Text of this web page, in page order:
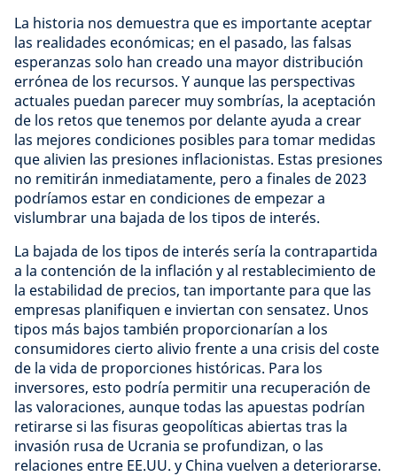
La historia nos demuestra que es importante aceptar
las realidades económicas; en el pasado, las falsas
esperanzas solo han creado una mayor distribución
errónea de los recursos. Y aunque las perspectivas
actuales puedan parecer muy sombrías, la aceptación
de los retos que tenemos por delante ayuda a crear
las mejores condiciones posibles para tomar medidas
que alivien las presiones inflacionistas. Estas presiones
no remitirán inmediatamente, pero a finales de 2023
podríamos estar en condiciones de empezar a
vislumbrar una bajada de los tipos de interés.
La bajada de los tipos de interés sería la contrapartida
a la contención de la inflación y al restablecimiento de
la estabilidad de precios, tan importante para que las
empresas planifiquen e inviertan con sensatez. Unos
tipos más bajos también proporcionarían a los
consumidores cierto alivio frente a una crisis del coste
de la vida de proporciones históricas. Para los
inversores, esto podría permitir una recuperación de
las valoraciones, aunque todas las apuestas podrían
retirarse si las fisuras geopolíticas abiertas tras la
invasión rusa de Ucrania se profundizan, o las
relaciones entre EE.UU. y China vuelven a deteriorarse.